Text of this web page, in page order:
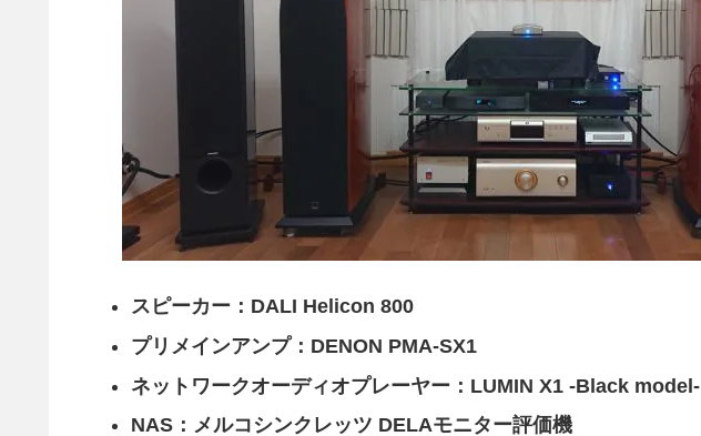
スピーカー：DALI Helicon 800
プリメインアンプ：DENON PMA-SX1
ネットワークオーディオプレーヤー：LUMIN X1 -Black model-
NAS：メルコシンクレッツ DELAモニター評価機